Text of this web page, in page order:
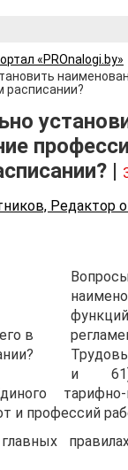
«PROnalogi.by»
расписании?
|
Редактор
функций
и
тарифно-
и профессий